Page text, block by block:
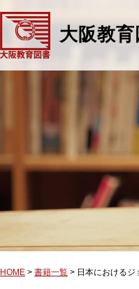
大阪教育
HOME > 書籍一覧 > 日本におけるジ